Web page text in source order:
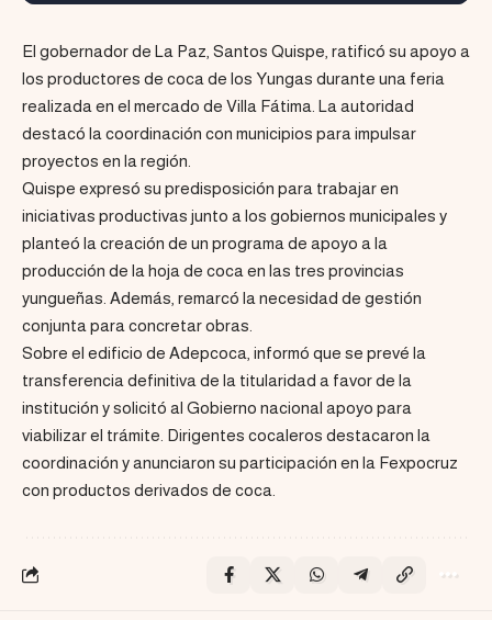
El gobernador de La Paz, Santos Quispe, ratificó su apoyo a
los productores de coca de los Yungas durante una feria
realizada en el mercado de Villa Fátima. La autoridad
destacó la coordinación con municipios para impulsar
proyectos en la región.
Quispe expresó su predisposición para trabajar en
iniciativas productivas junto a los gobiernos municipales y
planteó la creación de un programa de apoyo a la
producción de la hoja de coca en las tres provincias
yungueñas. Además, remarcó la necesidad de gestión
conjunta para concretar obras.
Sobre el edificio de Adepcoca, informó que se prevé la
transferencia definitiva de la titularidad a favor de la
institución y solicitó al Gobierno nacional apoyo para
viabilizar el trámite. Dirigentes cocaleros destacaron la
coordinación y anunciaron su participación en la Fexpocruz
con productos derivados de coca.